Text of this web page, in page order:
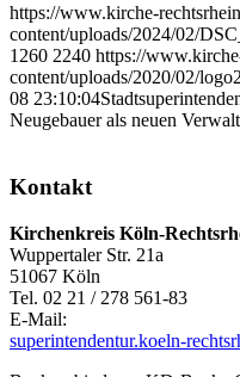
https://www.kirche-
content/uploads/2024/02/
1260 2240 https://
content/uploads/2020/02/
08 23:10:04
Neugebauer als neuen
Kontakt
Kirchenkreis Köln-
Wuppertaler Str. 21a
51067 Köln
Tel. 02 21 / 278 561-83
E-Mail:
superintendentur.koeln-